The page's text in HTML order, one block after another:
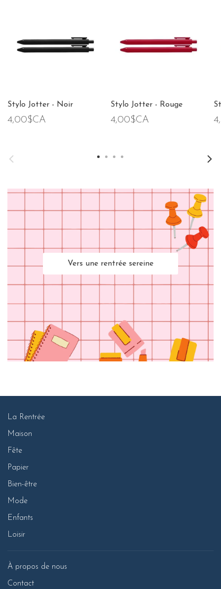
Stylo Jotter - Noir
4,00$CA
Stylo Jotter - Rouge
4,00$CA
Vers une rentrée sereine
La Rentrée
Maison
Fête
Papier
Bien-être
Mode
Enfants
Loisir
À propos de nous
Contact